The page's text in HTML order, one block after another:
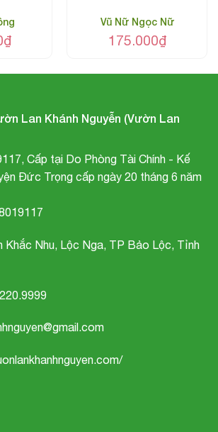
Trắng Hoàng Vôi
₫
Vũ Nữ Ngọc Nữ
175.000₫
Lan Khánh Nguyễn (Vườn Lan
Cấp tại Do Phòng Tài Chính - Kế
Đức Trọng cấp ngày 20 tháng 6 năm
Khắc Nhu, Lộc Nga, TP Bảo Lộc, Tỉnh